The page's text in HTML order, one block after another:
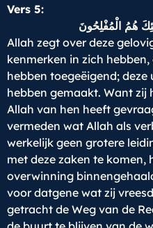
Vers 5:
Allah zegt over deze
kenmerken in zich
hebben toegeëigend;
hebben gemaakt. Want zij
Allah van hen heeft
vermeden wat Allah als
werkelijk geen grotere
met deze zaken te komen,
overwinning
voor datgene wat zij
getracht de Weg van de